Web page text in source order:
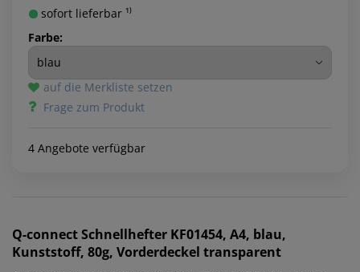
sofort lieferbar ¹⁾
Farbe:
auf die Merkliste setzen
Frage zum Produkt
4 Angebote verfügbar
Q-connectSchnellhefter KF01454, A4, blau,
Kunststoff, 80g, Vorderdeckel transparent